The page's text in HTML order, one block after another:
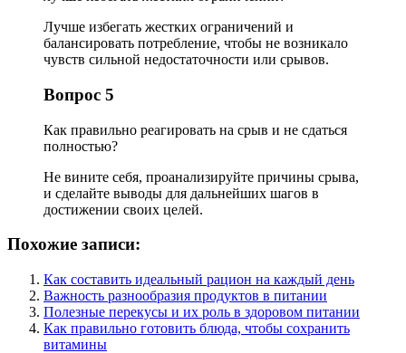
Лучше избегать жестких ограничений и
балансировать потребление, чтобы не возникало
чувств сильной недостаточности или срывов.
Вопрос 5
Как правильно реагировать на срыв и не сдаться
полностью?
Не вините себя, проанализируйте причины срыва,
и сделайте выводы для дальнейших шагов в
достижении своих целей.
Похожие записи:
Как составить идеальный рацион на каждый день
Важность разнообразия продуктов в питании
Полезные перекусы и их роль в здоровом питании
Как правильно готовить блюда, чтобы сохранить
витамины